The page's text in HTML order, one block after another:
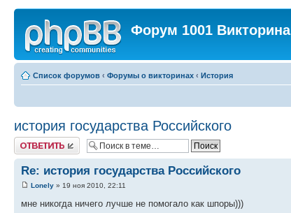
Форум 1001 Викторина
Список форумов ‹ Форумы о викторинах ‹ История
история государства Российского
Ответить
Re: история государства Российского
Lonely » 19 ноя 2010, 22:11
мне никогда ничего лучше не помогало как шпоры)))